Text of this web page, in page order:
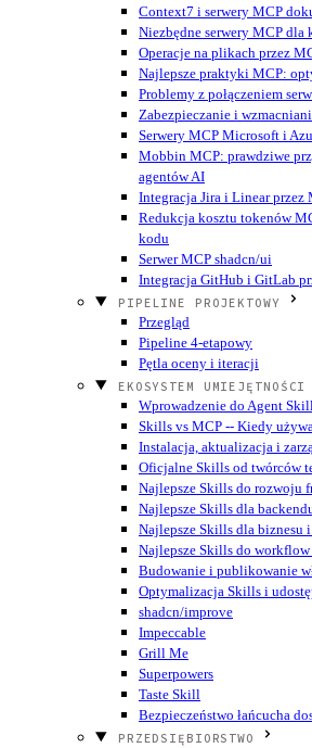
Context7 i serwery MCP
Niezbędne serwery MCP dla
Operacje na plikach przez
Najlepsze praktyki MCP:
Problemy z połączeniem
Zabezpieczanie i
Serwery MCP Microsoft i
Mobbin MCP: prawdziwe
agentów AI
Integracja Jira i Linear przez
Redukcja kosztu tokenów
kodu
Serwer MCP shadcn/ui
Integracja GitHub i GitLab
PIPELINE PROJEKTOWY
Przegląd
Pipeline 4-etapowy
Pętla oceny i iteracji
EKOSYSTEM UMIEJĘTNOŚCI
Wprowadzenie do Agent
Skills vs MCP -- Kiedy
Instalacja, aktualizacja i
Oficjalne Skills od twórców
Najlepsze Skills do rozwoju
Najlepsze Skills dla
Najlepsze Skills dla biznesu
Najlepsze Skills do
Budowanie i publikowanie
Optymalizacja Skills i
shadcn/improve
Impeccable
Grill Me
Superpowers
Taste Skill
Bezpieczeństwo łańcucha
PRZEDSIĘBIORSTWO